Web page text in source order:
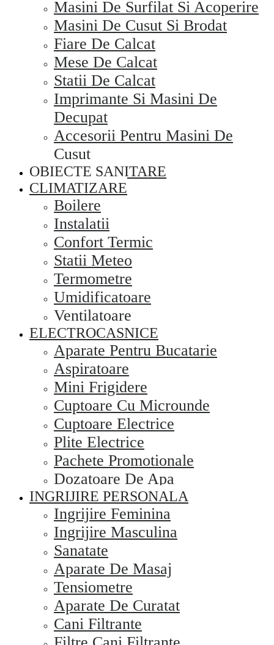
Masini De Surfilat Si Acoperire
Masini De Cusut Si Brodat
Fiare De Calcat
Mese De Calcat
Statii De Calcat
Imprimante Si Masini De
Decupat
Accesorii Pentru Masini De
Cusut
OBIECTE SANITARE
CLIMATIZARE
Boilere
Instalatii
Confort Termic
Statii Meteo
Termometre
Umidificatoare
Ventilatoare
ELECTROCASNICE
Aparate Pentru Bucatarie
Aspiratoare
Mini Frigidere
Cuptoare Cu Microunde
Cuptoare Electrice
Plite Electrice
Pachete Promotionale
Dozatoare De Apa
INGRIJIRE PERSONALA
Ingrijire Feminina
Ingrijire Masculina
Sanatate
Aparate De Masaj
Tensiometre
Aparate De Curatat
Cani Filtrante